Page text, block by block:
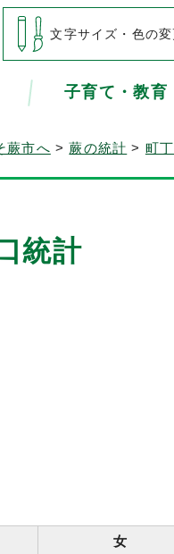
文字サイズ・色の変
子育て・教育
蕨市へ >蕨の統計 > 町
統計
女